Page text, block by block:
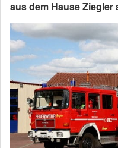
aus dem Hause